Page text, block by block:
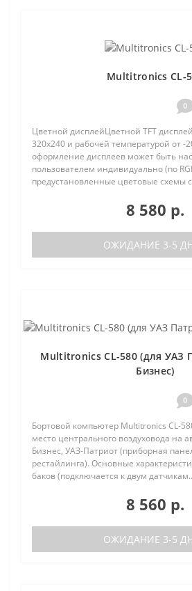
Multitronics CL-
0
Цветной дисплейЦветной TFT
320х240 и рабочей температурой от -
оформление дисплеев может быть
пользователем индивидуально (по
предустановленные цветовые схемы
8 580 р.
ОЖИДАНИЕ 3-5
Multitronics CL-580 (для УАЗ
Бизнес)
0
Бортовой компьютер Multitronics CL-
место центрального воздуховода на
Бизнес, УАЗ-Патриот (приборная
рестайлинга). Основные
баков (подключается к двум датчикам..
8 560 р.
ОЖИДАНИЕ 3-5